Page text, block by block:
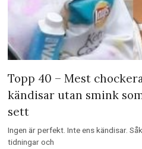
Topp 40 – Mest
kändisar utan smink
sett
Ingen är perfekt. Inte ens kändisar.
tidningar och